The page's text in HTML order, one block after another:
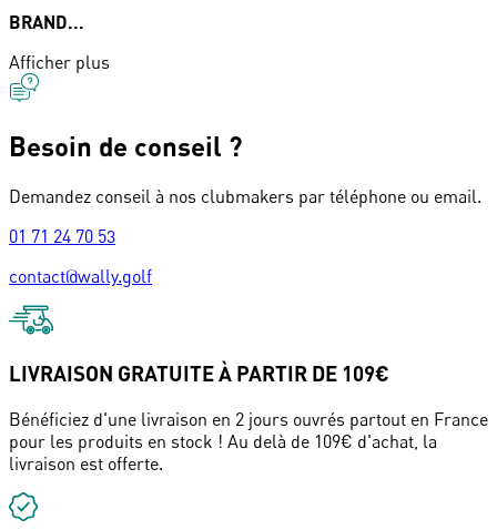
BRAND...
Afficher plus
Besoin de conseil ?
Demandez conseil à nos clubmakers par téléphone ou email.
01 71 24 70 53
contact@wally.golf
LIVRAISON GRATUITE À PARTIR DE 109€
Bénéficiez d'une livraison en 2 jours ouvrés partout en France
pour les produits en stock ! Au delà de 109€ d'achat, la
livraison est offerte.